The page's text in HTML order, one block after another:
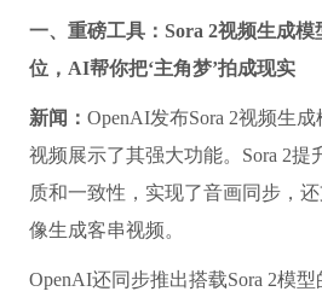
一、重磅工具：Sora 2视频生成
位，AI帮你把‘主角梦’拍成现实
新闻： OpenAI发布Sora 2视频生
视频展示了其强大功能。Sora 2提
质和一致性，实现了音画同步，
像生成客串视频。
OpenAI还同步推出搭载Sora 2模